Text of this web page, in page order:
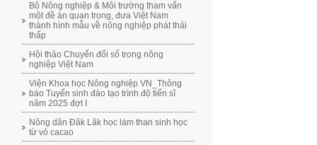
Bộ Nông nghiệp & Môi trường tham vấn
một đề án quan trọng, đưa Việt Nam
thành hình mẫu về nông nghiệp phát thải
thấp
Hội thảo Chuyển đổi số trong nông
nghiệp Việt Nam
Viện Khoa học Nông nghiệp VN_Thông
báo Tuyển sinh đào tạo trình độ tiến sĩ
năm 2025 đợt I
Nông dân Đăk Lăk học làm than sinh học
từ vỏ cacao